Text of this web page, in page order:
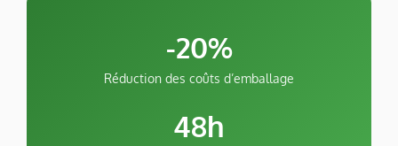
-20%
Réduction des coûts d’emballage
48h